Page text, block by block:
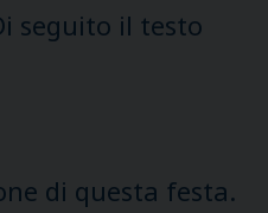
seguito il testo
di questa festa.